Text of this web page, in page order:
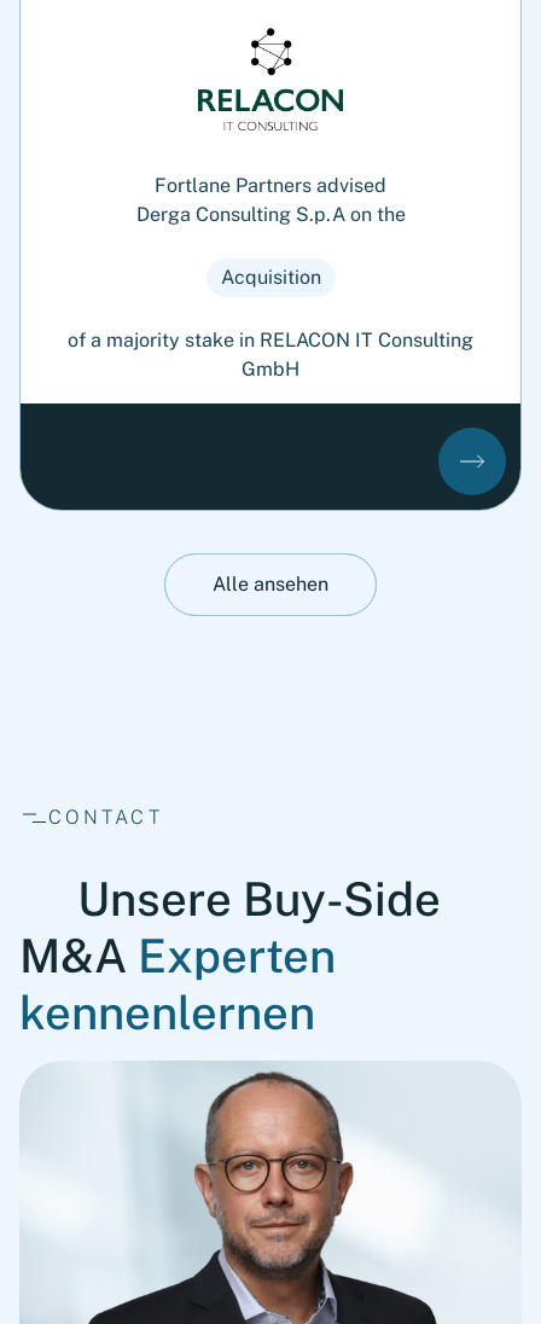
Fortlane Partners advised
Derga Consulting S.p.A on the
Acquisition
of a majority stake in RELACON IT Consulting
GmbH
Alle ansehen
CONTACT
Unsere Buy-Side
M&A Experten
kennenlernen